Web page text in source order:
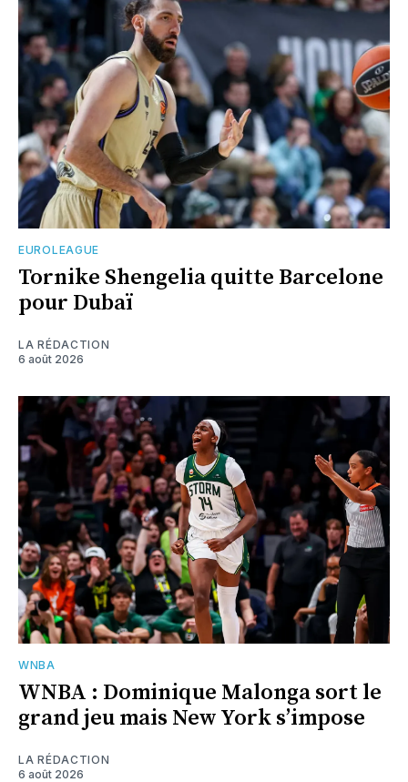
EUROLEAGUE
Tornike Shengelia quitte Barcelone
pour Dubaï
LA RÉDACTION
6 août 2026
WNBA
WNBA : Dominique Malonga sort le
grand jeu mais New York s’impose
LA RÉDACTION
6 août 2026